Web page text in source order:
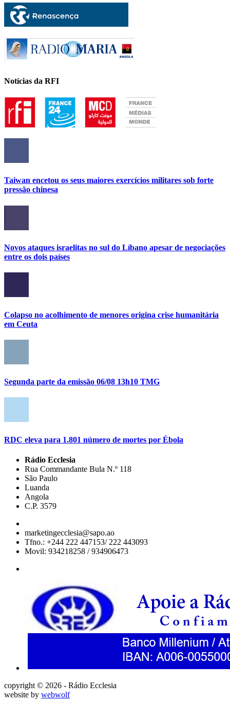
Notícias da RFI
Taiwan encetou os seus maiores exercícios militares sob forte
pressão chinesa
Novos ataques israelitas no sul do Líbano apesar de negociações
entre os dois países
Colapso no acolhimento de menores origina crise humanitária
em Ceuta
Segunda parte da emissão 06/08 13h10 TMG
RDC eleva para 1.801 número de mortes por Ébola
Rádio Ecclesia
Rua Commandante Bula N.º 118
São Paulo
Luanda
Angola
C.P. 3579
marketingecclesia@sapo.ao
Tfno.: +244 222 447153/ 222 443093
Movil: 934218258 / 934906473
copyright © 2026 - Rádio Ecclesia
website by webwolf